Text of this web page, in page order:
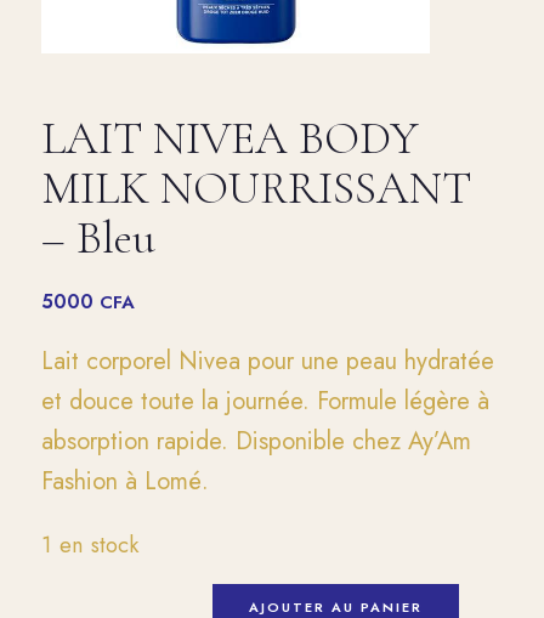
LAIT NIVEA BODY
MILK NOURRISSANT
– Bleu
5000 CFA
Lait corporel Nivea pour une peau hydratée
et douce toute la journée. Formule légère à
absorption rapide. Disponible chez Ay’Am
Fashion à Lomé.
1 en stock
AJOUTER AU PANIER